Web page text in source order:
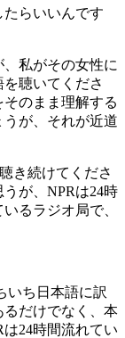
たらいいんです
私がその女性に
聴いてくださ
のまま理解する
が、それが近道
き続けてくださ
が、NPRは24時
るラジオ局で、
いち日本語に訳
るだけでなく、本
24時間流れてい